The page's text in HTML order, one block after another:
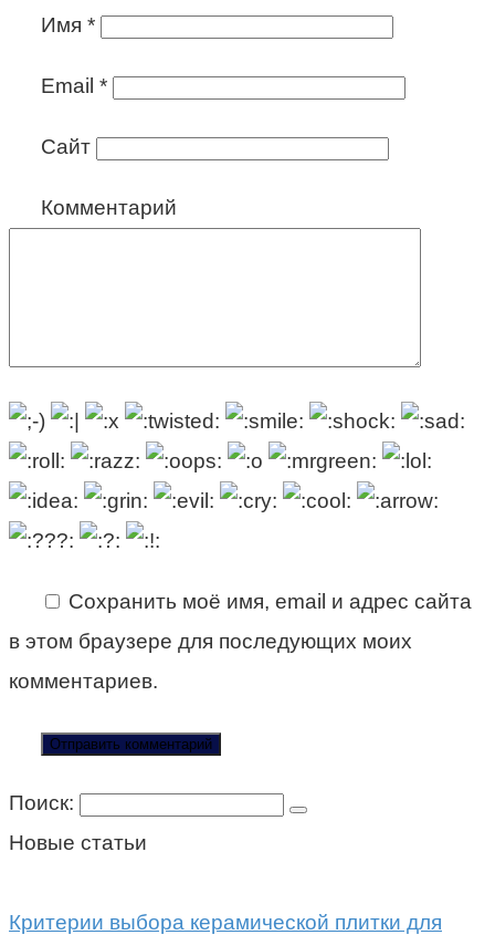
Имя *
Email *
Сайт
Комментарий
Сохранить моё имя, email и адрес сайта
в этом браузере для последующих моих
комментариев.
Поиск:
Новые статьи
Критерии выбора керамической плитки для